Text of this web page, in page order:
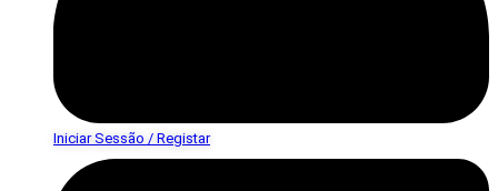
Iniciar Sessão / Registar